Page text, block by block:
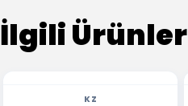
İlgili Ürünler
KZ